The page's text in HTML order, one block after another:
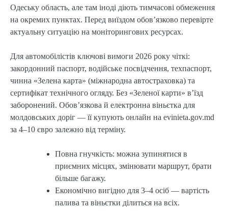
Одеську область, але там іноді діють тимчасові обмеження
на окремих пунктах. Перед виїздом обов’язково перевірте
актуальну ситуацію на моніторингових ресурсах.
Для автомобілістів ключові вимоги 2026 року чіткі:
закордонний паспорт, водійське посвідчення, техпаспорт,
чинна «Зелена карта» (міжнародна автостраховка) та
сертифікат технічного огляду. Без «Зеленої карти» в’їзд
заборонений. Обов’язкова й електронна віньєтка для
молдовських доріг — її купують онлайн на evinieta.gov.md
за 4–10 євро залежно від терміну.
Повна гнучкість: можна зупинятися в
приємних місцях, змінювати маршрут, брати
більше багажу.
Економічно вигідно для 3–4 осіб — вартість
палива та віньєтки ділиться на всіх.